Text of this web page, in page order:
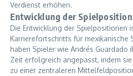
Verdienst erhöhen.
Entwicklung der
Die Entwicklung der Spielpositionen
Karrierefortschritts für mexikanische
haben Spieler wie Andrés Guardado
Zeit erfolgreich angepasst, indem
zu einer zentraleren